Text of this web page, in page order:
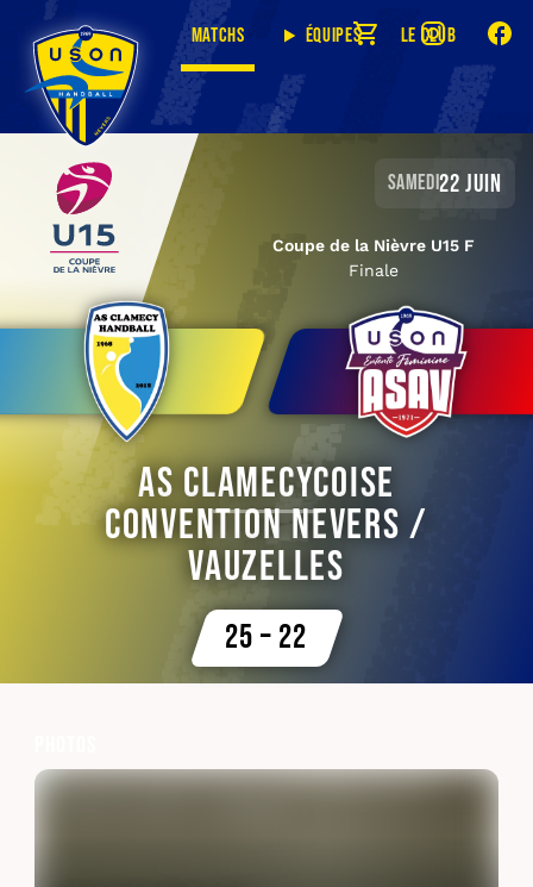
Matchs Équipes Le club
samedi22 juin
Coupe de la Nièvre U15 F
Finale
AS Clamecycoise
Convention Nevers /
Vauzelles
25 – 22